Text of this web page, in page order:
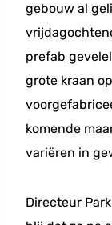
gebouw al
prefab
grote kraan
komende
variëren in
Directeur